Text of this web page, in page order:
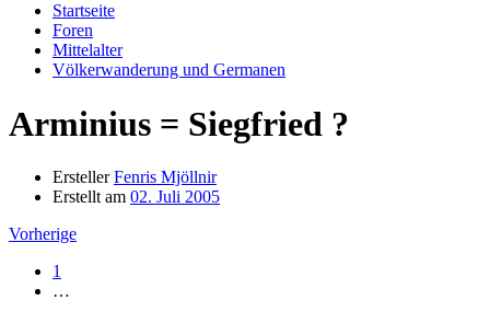
Startseite
Foren
Mittelalter
Völkerwanderung und Germanen
Arminius = Siegfried ?
Ersteller Fenris Mjöllnir
Erstellt am 02. Juli 2005
Vorherige
1
…